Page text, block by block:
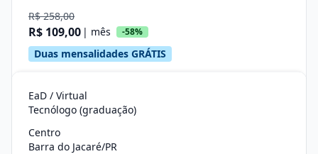
R$ 258,00
R$ 109,00 | mês -58%
Duas mensalidades GRÁTIS
EaD / Virtual
Tecnólogo (graduação)
Centro
Barra do Jacaré/PR